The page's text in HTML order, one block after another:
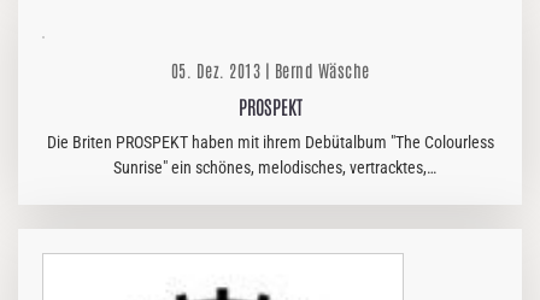
05. Dez. 2013 | Bernd Wäsche
PROSPEKT
Die Briten PROSPEKT haben mit ihrem Debütalbum "The Colourless
Sunrise" ein schönes, melodisches, vertracktes,